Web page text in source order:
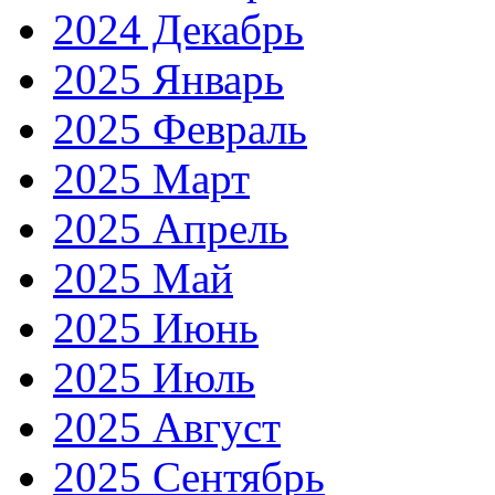
2024 Декабрь
2025 Январь
2025 Февраль
2025 Март
2025 Апрель
2025 Май
2025 Июнь
2025 Июль
2025 Август
2025 Сентябрь